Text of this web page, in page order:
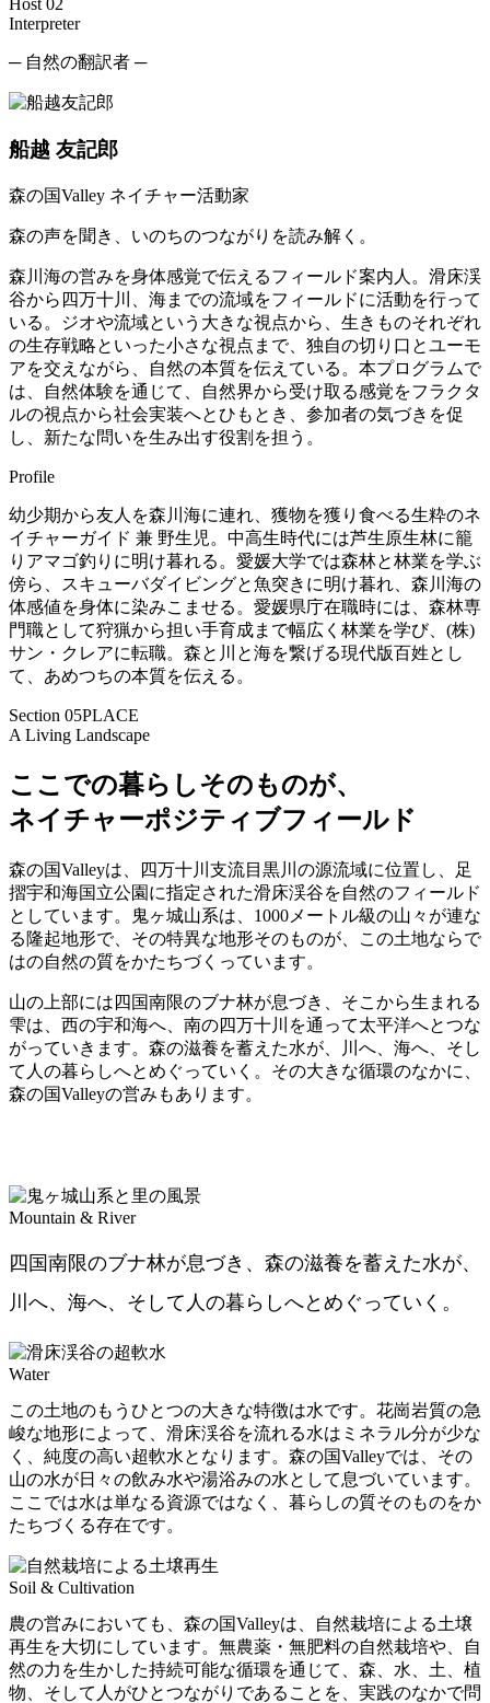
Host 02
Interpreter
─ 自然の翻訳者 ─
船越 友記郎
森の国Valley ネイチャー活動家
森の声を聞き、いのちのつながりを読み解く。
森川海の営みを身体感覚で伝えるフィールド案内人。滑床渓
谷から四万十川、海までの流域をフィールドに活動を行って
いる。ジオや流域という大きな視点から、生きものそれぞれ
の生存戦略といった小さな視点まで、独自の切り口とユーモ
アを交えながら、自然の本質を伝えている。本プログラムで
は、自然体験を通じて、自然界から受け取る感覚をフラクタ
ルの視点から社会実装へとひもとき、参加者の気づきを促
し、新たな問いを生み出す役割を担う。
Profile
幼少期から友人を森川海に連れ、獲物を獲り食べる生粋のネ
イチャーガイド 兼 野生児。中高生時代には芦生原生林に籠
りアマゴ釣りに明け暮れる。愛媛大学では森林と林業を学ぶ
傍ら、スキューバダイビングと魚突きに明け暮れ、森川海の
体感値を身体に染みこませる。愛媛県庁在職時には、森林専
門職として狩猟から担い手育成まで幅広く林業を学び、(株)
サン・クレアに転職。森と川と海を繋げる現代版百姓とし
て、あめつちの本質を伝える。
Section 05PLACE
A Living Landscape
ここでの暮らしそのものが、
ネイチャーポジティブフィールド
森の国Valleyは、四万十川支流目黒川の源流域に位置し、足
摺宇和海国立公園に指定された滑床渓谷を自然のフィールド
としています。鬼ヶ城山系は、1000メートル級の山々が連な
る隆起地形で、その特異な地形そのものが、この土地ならで
はの自然の質をかたちづくっています。
山の上部には四国南限のブナ林が息づき、そこから生まれる
雫は、西の宇和海へ、南の四万十川を通って太平洋へとつな
がっていきます。森の滋養を蓄えた水が、川へ、海へ、そし
て人の暮らしへとめぐっていく。その大きな循環のなかに、
森の国Valleyの営みもあります。
Mountain & River
四国南限のブナ林が息づき、森の滋養を蓄えた水が、
川へ、海へ、そして人の暮らしへとめぐっていく。
Water
この土地のもうひとつの大きな特徴は水です。花崗岩質の急
峻な地形によって、滑床渓谷を流れる水はミネラル分が少な
く、純度の高い超軟水となります。森の国Valleyでは、その
山の水が日々の飲み水や湯浴みの水として息づいています。
ここでは水は単なる資源ではなく、暮らしの質そのものをか
たちづくる存在です。
Soil & Cultivation
農の営みにおいても、森の国Valleyは、自然栽培による土壌
再生を大切にしています。無農薬・無肥料の自然栽培や、自
然の力を生かした持続可能な循環を通じて、森、水、土、植
物、そして人がひとつながりであることを、実践のなかで問